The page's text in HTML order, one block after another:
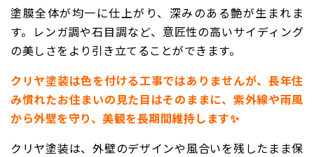
塗膜全体が均一に仕上がり、深みのある艶が生まれま
す。レンガ調や石目調など、意匠性の高いサイディング
の美しさをより引き立てることができます。
クリヤ塗装は色を付ける工事ではありませんが、長年住
み慣れたお住まいの見た目はそのままに、紫外線や雨風
から外壁を守り、美観を長期間維持します✨
クリヤ塗装は、外壁のデザインや風合いを残したまま保